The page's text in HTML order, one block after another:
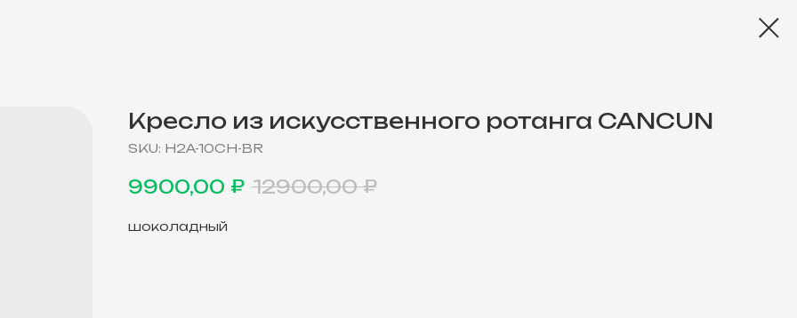
Кресло из искусственного ротанга CANCUN
SKU: H2A-10CH-BR
9900,00 ₽ 12900,00 ₽
шоколадный